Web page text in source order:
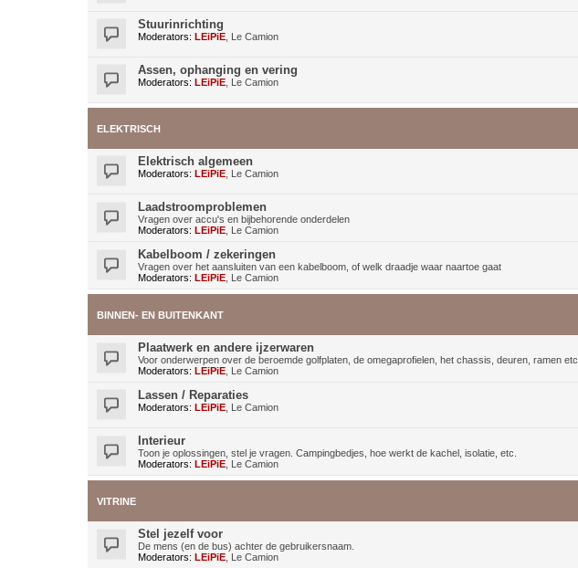
Stuurinrichting
Moderators: LEiPiE Le Camion
Assen, ophanging en vering
Moderators: LEiPiE Le Camion
ELEKTRISCH
Elektrisch algemeen
Moderators: LEiPiE Le Camion
Laadstroomproblemen
Vragen over accu's en bijbehorende onderdelen
Moderators: LEiPiE Le Camion
Kabelboom / zekeringen
Vragen over het aansluiten van een kabelboom, of welk draadje waar naartoe gaat
Moderators: LEiPiE Le Camion
BINNEN- EN BUITENKANT
Plaatwerk en andere ijzerwaren
Voor onderwerpen over de beroemde golfplaten, de omegaprofielen, het chassis, deuren, ramen etc.
Moderators: LEiPiE Le Camion
Lassen / Reparaties
Moderators: LEiPiE Le Camion
Interieur
Toon je oplossingen, stel je vragen. Campingbedjes, hoe werkt de kachel, isolatie, etc.
Moderators: LEiPiE Le Camion
VITRINE
Stel jezelf voor
De mens (en de bus) achter de gebruikersnaam.
Moderators: LEiPiE Le Camion